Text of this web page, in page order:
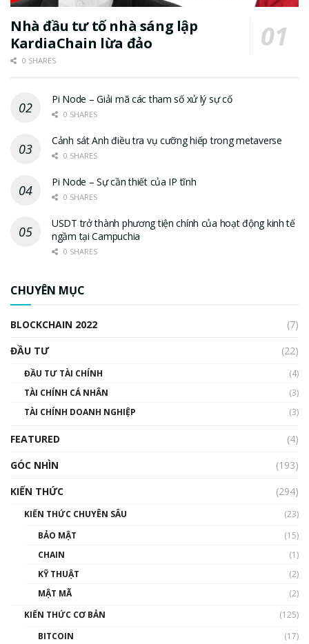
Nhà đầu tư tố nhà sáng lập
KardiaChain lừa đảo
0 SHARES
Pi Node – Giải mã các tham số xử lý sự cố
0 SHARES
Cảnh sát Anh điều tra vụ cưỡng hiếp trong metaverse
0 SHARES
Pi Node – Sự cần thiết của IP tĩnh
0 SHARES
USDT trở thành phương tiện chính của hoạt động kinh tế
ngầm tại Campuchia
0 SHARES
CHUYÊN MỤC
BLOCKCHAIN 2022
(7)
ĐẦU TƯ
(22)
ĐẦU TƯ TÀI CHÍNH
(4)
TÀI CHÍNH CÁ NHÂN
(3)
TÀI CHÍNH DOANH NGHIỆP
(3)
FEATURED
(4)
GÓC NHÌN
(193)
KIẾN THỨC
(294)
KIẾN THỨC CHUYÊN SÂU
(23)
BẢO MẬT
(15)
CHAIN
(1)
KỸ THUẬT
(2)
MẬT MÃ
(2)
KIẾN THỨC CƠ BẢN
(125)
BITCOIN
(17)